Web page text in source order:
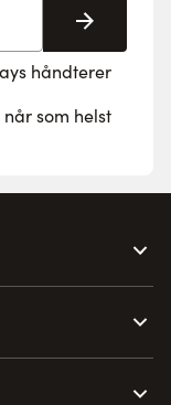
Tilmeld
håndterer
når som helst